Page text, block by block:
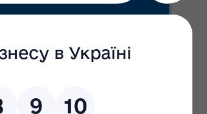
Головні новини